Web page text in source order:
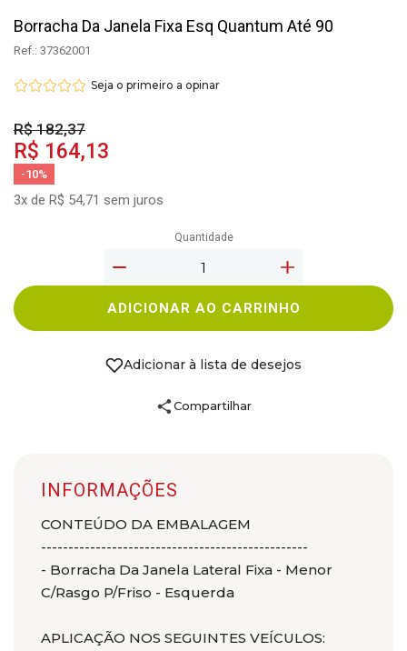
Borracha Da Janela Fixa Esq Quantum Até 90
Ref.: 37362001
Seja o primeiro a opinar
R$ 182,37
R$ 164,13
-10%
3x de R$ 54,71 sem juros
Quantidade
ADICIONAR AO CARRINHO
Adicionar à lista de desejos
Compartilhar
INFORMAÇÕES
CONTEÚDO DA EMBALAGEM
-------------------------------------------------
- Borracha Da Janela Lateral Fixa - Menor
C/Rasgo P/Friso - Esquerda
APLICAÇÃO NOS SEGUINTES VEÍCULOS: